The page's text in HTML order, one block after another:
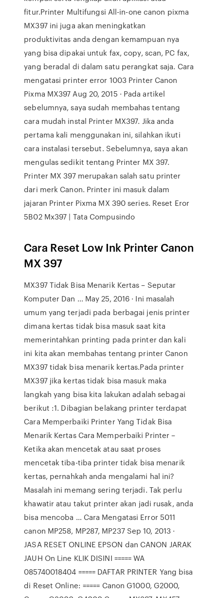
fitur.Printer Multifungsi All-in-one canon pixma
MX397 ini juga akan meningkatkan
produktivitas anda dengan kemampuan nya
yang bisa dipakai untuk fax, copy, scan, PC fax,
yang beradal di dalam satu perangkat saja. Cara
mengatasi printer error 1003 Printer Canon
Pixma MX397 Aug 20, 2015 · Pada artikel
sebelumnya, saya sudah membahas tentang
cara mudah instal Printer MX397. Jika anda
pertama kali menggunakan ini, silahkan ikuti
cara instalasi tersebut. Sebelumnya, saya akan
mengulas sedikit tentang Printer MX 397.
Printer MX 397 merupakan salah satu printer
dari merk Canon. Printer ini masuk dalam
jajaran Printer Pixma MX 390 series. Reset Eror
5B02 Mx397 | Tata Compusindo
Cara Reset Low Ink Printer Canon
MX 397
MX397 Tidak Bisa Menarik Kertas – Seputar
Komputer Dan ... May 25, 2016 · Ini masalah
umum yang terjadi pada berbagai jenis printer
dimana kertas tidak bisa masuk saat kita
memerintahkan printing pada printer dan kali
ini kita akan membahas tentang printer Canon
MX397 tidak bisa menarik kertas.Pada printer
MX397 jika kertas tidak bisa masuk maka
langkah yang bisa kita lakukan adalah sebagai
berikut :1. Dibagian belakang printer terdapat
Cara Memperbaiki Printer Yang Tidak Bisa
Menarik Kertas Cara Memperbaiki Printer –
Ketika akan mencetak atau saat proses
mencetak tiba-tiba printer tidak bisa menarik
kertas, pernahkah anda mengalami hal ini?
Masalah ini memang sering terjadi. Tak perlu
khawatir atau takut printer akan jadi rusak, anda
bisa mencoba … Cara Mengatasi Error 5011
canon MP258, MP287, MP237 Sep 10, 2013 ·
JASA RESET ONLINE EPSON dan CANON JARAK
JAUH On Line KLIK DISINI ===== WA
085740018404 ===== DAFTAR PRINTER Yang bisa
di Reset Online: ===== Canon G1000, G2000,